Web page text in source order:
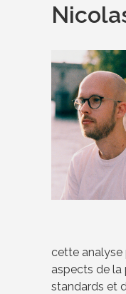
cette analyse
aspects de la
standards et